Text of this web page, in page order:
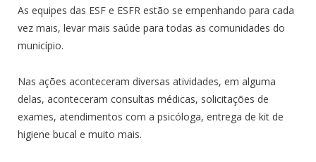
As equipes das ESF e ESFR estão se empenhando para cada
vez mais, levar mais saúde para todas as comunidades do
município.
Nas ações aconteceram diversas atividades, em alguma
delas, aconteceram consultas médicas, solicitações de
exames, atendimentos com a psicóloga, entrega de kit de
higiene bucal e muito mais.